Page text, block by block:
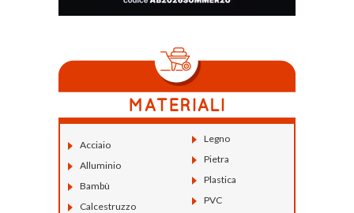
Acciaio
Alluminio
Bambù
Calcestruzzo
Legno
Pietra
Plastica
PVC